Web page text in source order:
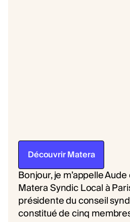
Découvrir Matera
Bonjour, je m’appelle
Matera Syndic Local à
présidente du conseil
constitué de cinq